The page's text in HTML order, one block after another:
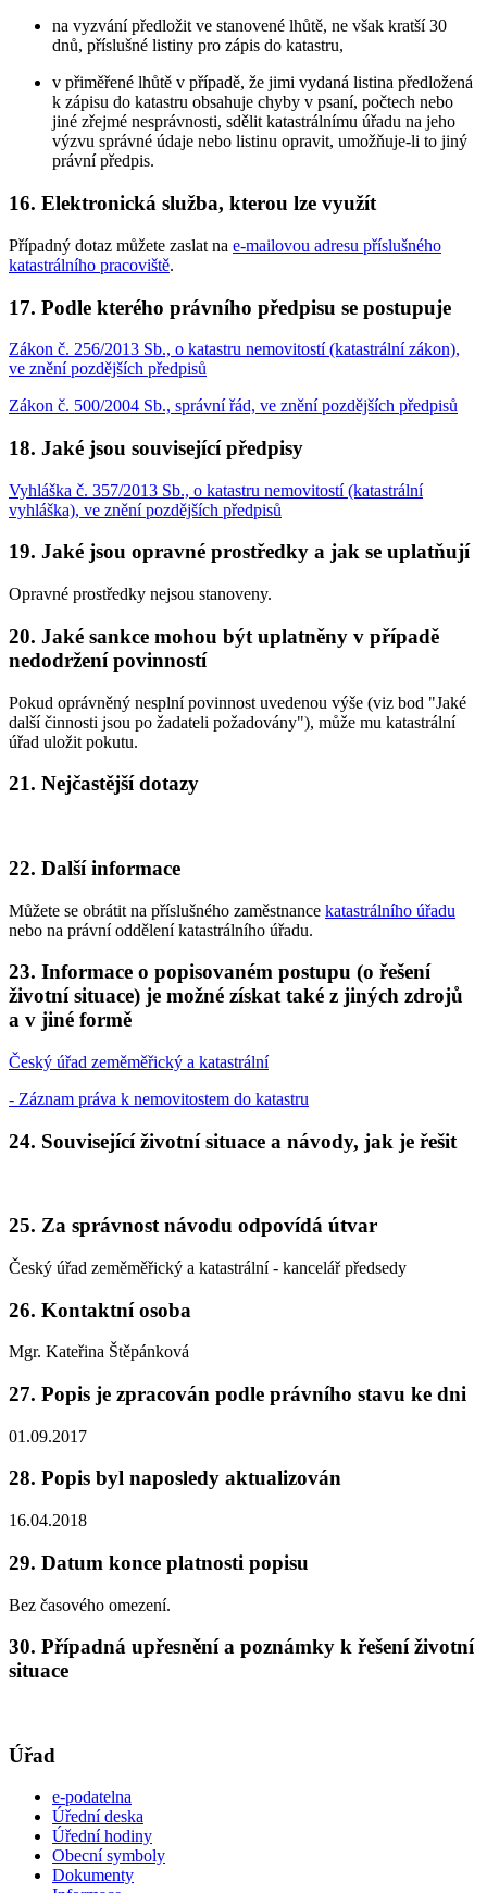
na vyzvání předložit ve stanovené lhůtě, ne však kratší 30
dnů, příslušné listiny pro zápis do katastru,
v přiměřené lhůtě v případě, že jimi vydaná listina předložená
k zápisu do katastru obsahuje chyby v psaní, počtech nebo
jiné zřejmé nesprávnosti, sdělit katastrálnímu úřadu na jeho
výzvu správné údaje nebo listinu opravit, umožňuje-li to jiný
právní předpis.
16. Elektronická služba, kterou lze využít
Případný dotaz můžete zaslat na e-mailovou adresu příslušného
katastrálního pracoviště.
17. Podle kterého právního předpisu se postupuje
Zákon č. 256/2013 Sb., o katastru nemovitostí (katastrální zákon),
ve znění pozdějších předpisů
Zákon č. 500/2004 Sb., správní řád, ve znění pozdějších předpisů
18. Jaké jsou související předpisy
Vyhláška č. 357/2013 Sb., o katastru nemovitostí (katastrální
vyhláška), ve znění pozdějších předpisů
19. Jaké jsou opravné prostředky a jak se uplatňují
Opravné prostředky nejsou stanoveny.
20. Jaké sankce mohou být uplatněny v případě
nedodržení povinností
Pokud oprávněný nesplní povinnost uvedenou výše (viz bod "Jaké
další činnosti jsou po žadateli požadovány"), může mu katastrální
úřad uložit pokutu.
21. Nejčastější dotazy
22. Další informace
Můžete se obrátit na příslušného zaměstnance katastrálního úřadu
nebo na právní oddělení katastrálního úřadu.
23. Informace o popisovaném postupu (o řešení
životní situace) je možné získat také z jiných zdrojů
a v jiné formě
Český úřad zeměměřický a katastrální
- Záznam práva k nemovitostem do katastru
24. Související životní situace a návody, jak je řešit
25. Za správnost návodu odpovídá útvar
Český úřad zeměměřický a katastrální - kancelář předsedy
26. Kontaktní osoba
Mgr. Kateřina Štěpánková
27. Popis je zpracován podle právního stavu ke dni
01.09.2017
28. Popis byl naposledy aktualizován
16.04.2018
29. Datum konce platnosti popisu
Bez časového omezení.
30. Případná upřesnění a poznámky k řešení životní
situace
Úřad
e-podatelna
Úřední deska
Úřední hodiny
Obecní symboly
Dokumenty